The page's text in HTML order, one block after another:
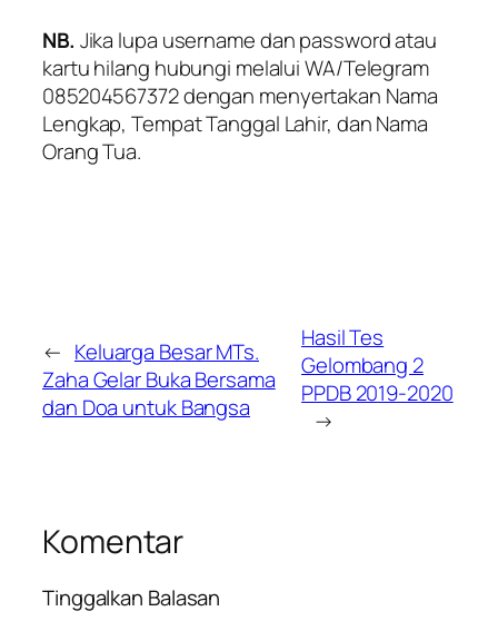
NB. Jika lupa username dan password atau
kartu hilang hubungi melalui WA/Telegram
085204567372dengan menyertakan Nama
Lengkap, Tempat Tanggal Lahir, dan Nama
Orang Tua.
← Keluarga Besar MTs.
Zaha Gelar Buka Bersama
dan Doa untuk Bangsa
Hasil Tes
Gelombang 2
PPDB 2019-2020
→
Komentar
Tinggalkan Balasan